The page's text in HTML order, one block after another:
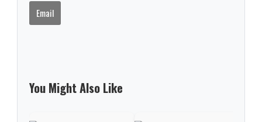
Email
You Might Also Like